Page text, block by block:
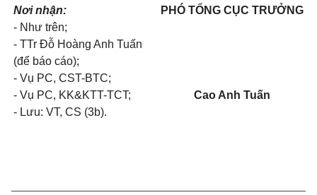
Nơi nhận:
- Như trên;
- TTr Đỗ Hoàng Anh Tuấn
(để báo cáo);
- Vụ PC, CST-BTC;
- Vụ PC, KK&KTT-TCT;
- Lưu: VT, CS (3b).
PHÓ TỔNG CỤC TRƯỞNG
Cao Anh Tuấn